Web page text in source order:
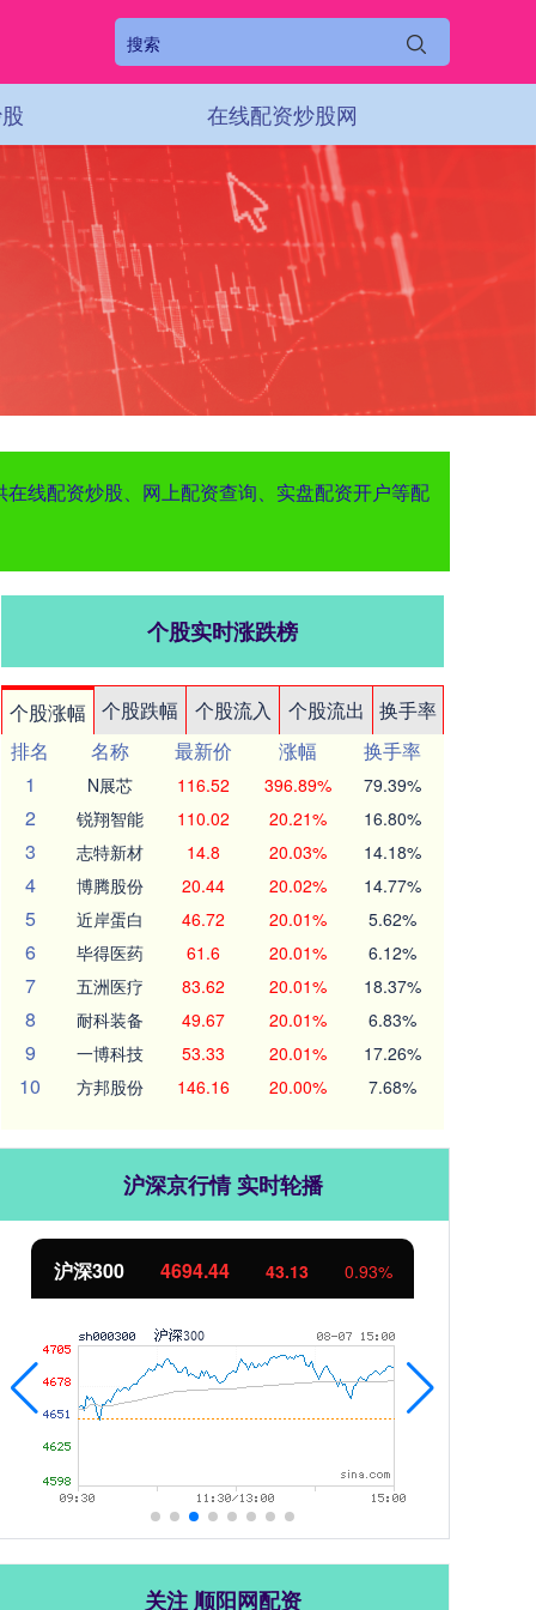
在线配资炒股网
线配资炒股、网上配资查询、实盘配资开户等配
个股实时涨跌榜
个股涨幅 个股跌幅 个股流入 个股流出
换手率
排名
名称 最新价 涨幅
换手率
1
N展芯 116.52 396.89% 79.39%
2 锐翔智能 110.02 20.21% 16.80%
3 志特新材 14.8 20.03% 14.18%
4 博腾股份 20.44 20.02% 14.77%
5 近岸蛋白 46.72 20.01% 5.62%
6 毕得医药 61.6 20.01% 6.12%
7 五洲医疗 83.62 20.01% 18.37%
8 耐科装备 49.67 20.01% 6.83%
9 一博科技 53.33 20.01% 17.26%
10 方邦股份 146.16 20.00% 7.68%
沪深京行情 实时轮播
沪深300 4694.44 43.13 0.93%
关注 顺阳网配资